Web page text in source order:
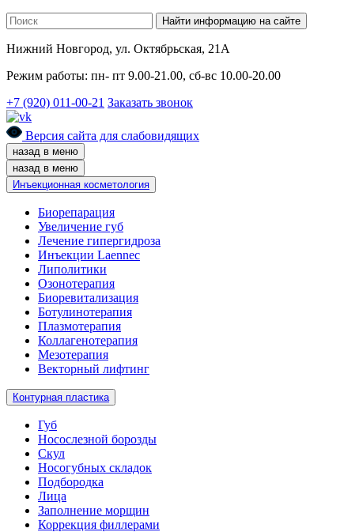
Найти информацию на сайте
Нижний Новгород, ул. Октябрьская, 21А
Режим работы: пн- пт 9.00-21.00, сб-вс 10.00-20.00
+7 (920) 011-00-21 Заказать звонок
Версия сайта для слабовидящих
назад в меню
назад в меню
Инъекционная косметология
Биорепарация
Увеличение губ
Лечение гипергидроза
Инъекции Laennec
Липолитики
Озонотерапия
Биоревитализация
Ботулинотерапия
Плазмотерапия
Коллагенотерапия
Мезотерапия
Векторный лифтинг
Контурная пластика
Губ
Носослезной борозды
Скул
Носогубных складок
Подбородка
Лица
Заполнение морщин
Коррекция филлерами